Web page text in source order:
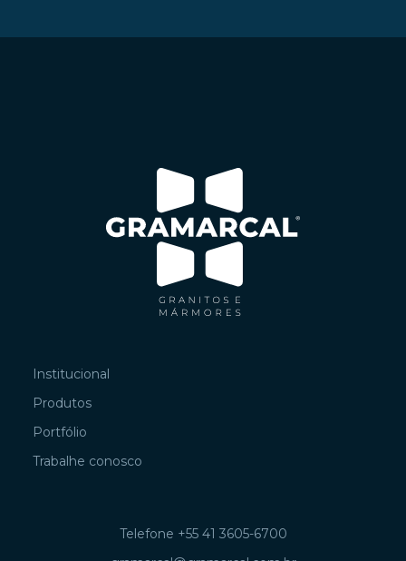
Institucional
Produtos
Portfólio
Trabalhe conosco
Telefone +55 41 3605-6700